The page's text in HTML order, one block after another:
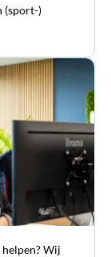
(sport-)
helpen? Wij